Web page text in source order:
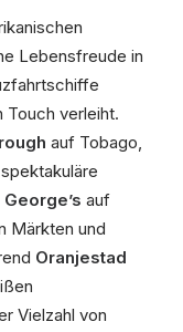
Lebensfreude in
Touch verleiht.
auf Tobago,
George’s auf
Märkten und
Oranjestad
Vielzahl von